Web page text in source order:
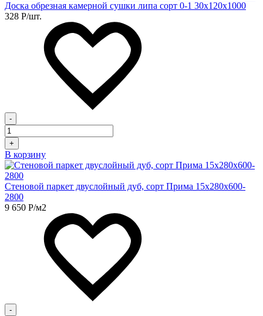
Доска обрезная камерной сушки липа сорт 0-1 30х120х1000
328 Р/шт.
-
+
В корзину
Стеновой паркет двуслойный дуб, сорт Прима 15х280х600-
2800
9 650 Р/м2
-